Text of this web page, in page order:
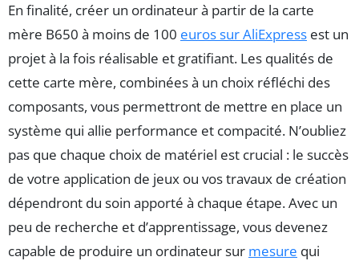
En finalité, créer un ordinateur à partir de la carte
mère B650 à moins de 100 euros sur AliExpress est un
projet à la fois réalisable et gratifiant. Les qualités de
cette carte mère, combinées à un choix réfléchi des
composants, vous permettront de mettre en place un
système qui allie performance et compacité. N’oubliez
pas que chaque choix de matériel est crucial : le succès
de votre application de jeux ou vos travaux de création
dépendront du soin apporté à chaque étape. Avec un
peu de recherche et d’apprentissage, vous devenez
capable de produire un ordinateur sur mesure qui